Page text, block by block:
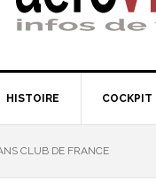
HISTOIRE COCKPIT
CLUB DE FRANCE